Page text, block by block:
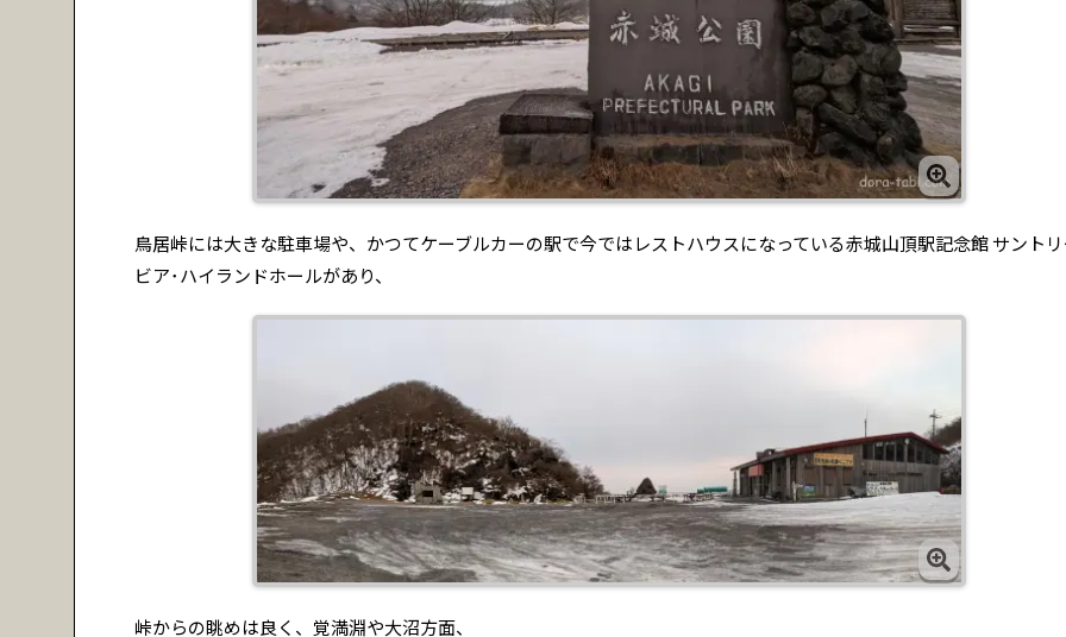
鳥居峠には大きな駐車場や、かつてケーブルカーの駅で今ではレストハウスになっている赤城山頂駅記念館 サント
ビア･ハイランドホールがあり、
峠からの眺めは良く、覚満淵や大沼方面、